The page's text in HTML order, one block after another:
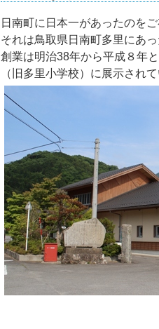
日南町に日本一があったのを
それは鳥取県日南町多里にあ
創業は明治38年から平成８年
（旧多里小学校）に展示されて